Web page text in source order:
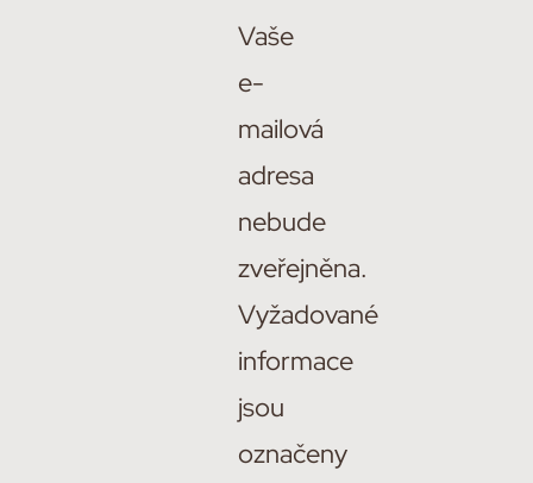
Vaše
e-
mailová
adresa
nebude
zveřejněna.
Vyžadované
informace
jsou
označeny